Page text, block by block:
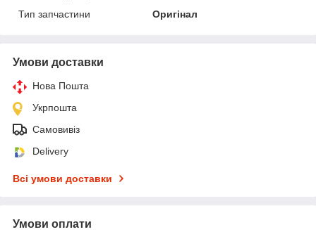
Тип запчастини
Оригінал
Умови доставки
Нова Пошта
Укрпошта
Самовивіз
Delivery
Всі умови доставки
Умови оплати